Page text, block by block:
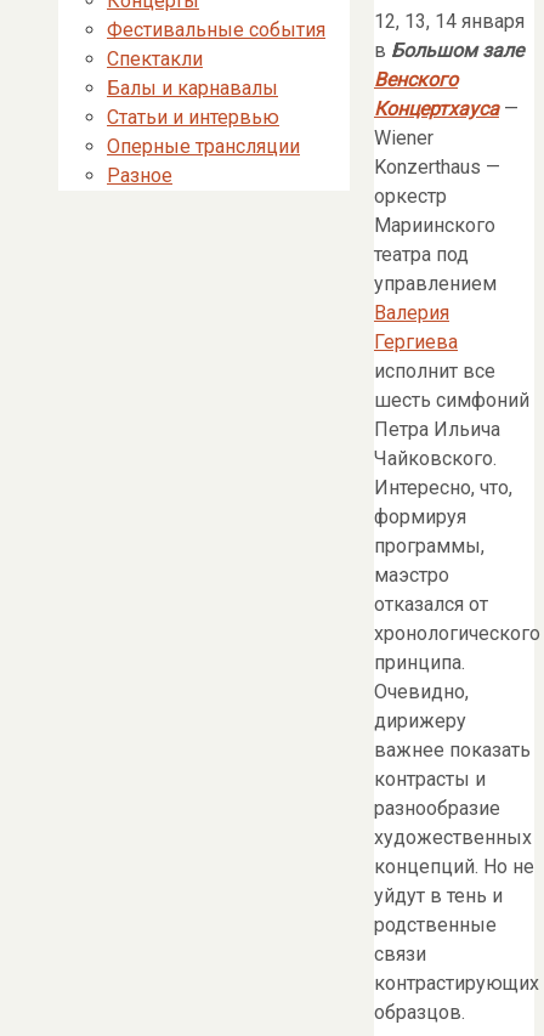
12, 13, 14 января
в Большом зале
Венского
Концертхауса—
Wiener
Konzerthaus —
оркестр
Мариинского
театра под
управлением
Валерия
Гергиева
исполнит все
шесть симфоний
Петра Ильича
Чайковского.
Интересно, что,
формируя
программы,
маэстро
отказался от
хронологического
принципа.
Очевидно,
дирижеру
важнее показать
контрасты и
разнообразие
художественных
концепций. Но не
уйдут в тень и
родственные
связи
контрастирующих
образцов.
Фестивальные события
Спектакли
Балы и карнавалы
Статьи и интервью
Оперные трансляции
Разное